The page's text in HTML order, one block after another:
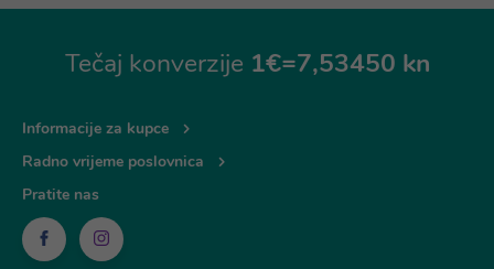
Tečaj konverzije 1€=7,53450 kn
Informacije za kupce
Radno vrijeme poslovnica
Pratite nas